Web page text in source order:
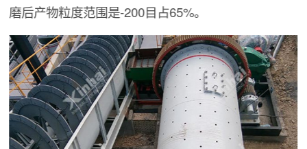
磨后产物粒度范围是-200目占65%。